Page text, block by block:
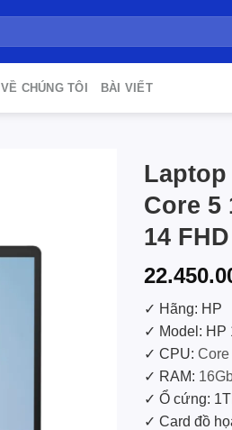
VỀ CHÚNG TÔI BÀI VIẾT
Laptop
Core 5
14
✓ Hãng: HP
✓ Model: HP
✓ CPU: Core
✓ RAM:
✓ Ổ cứng:
✓ Card đồ